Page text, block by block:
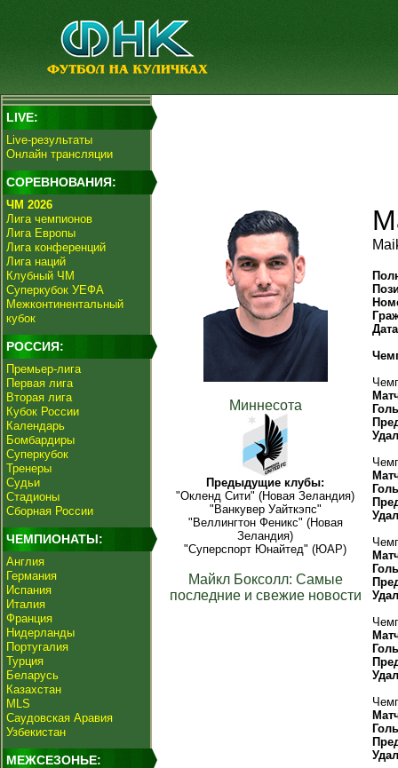
LIVE:
Live-результаты
Онлайн трансляции
СОРЕВНОВАНИЯ:
ЧМ 2026
Лига чемпионов
Лига Европы
Лига конференций
Лига наций
Клубный ЧМ
Суперкубок УЕФА
Межконтинентальный
кубок
РОССИЯ:
Премьер-лига
Первая лига
Вторая лига
Кубок России
Календарь
Бомбардиры
Суперкубок
Тренеры
Судьи
Стадионы
Сборная России
ЧЕМПИОНАТЫ:
Англия
Германия
Испания
Италия
Франция
Нидерланды
Португалия
Турция
Беларусь
Казахстан
MLS
Саудовская Аравия
Узбекистан
МЕЖСЕЗОНЬЕ:
Миннесота
Предыдущие клубы:
"Окленд Сити" (Новая Зеландия)
"Ванкувер Уайткэпс"
"Веллингтон Феникс" (Новая
Зеландия)
"Суперспорт Юнайтед" (ЮАР)
Майкл Боксолл: Самые
последние и свежие новости